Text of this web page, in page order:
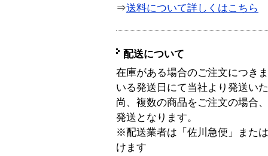
⇒送料について詳しくはこちら
配送について
在庫がある場合のご注文につき
いる発送日にて当社より発送い
尚、複数の商品をご注文の場合
発送となります。
※配送業者は「佐川急便」また
けます